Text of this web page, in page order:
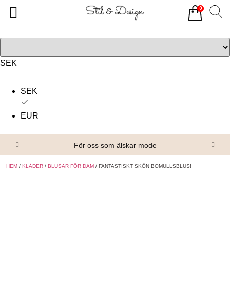
SEK
SEK
EUR
För oss som älskar mode
HEM / KLÄDER / BLUSAR FÖR DAM / FANTASTISKT SKÖN BOMULLSBLUS!
0
Alla produkter
Om oss